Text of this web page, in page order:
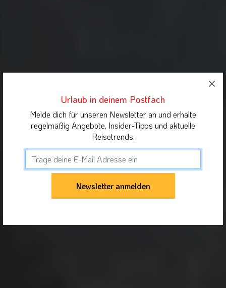
Urlaub in deinem Postfach
Melde dich für unseren Newsletter an und erhalte
regelmäßig Angebote, Insider-Tipps und aktuelle
Reisetrends.